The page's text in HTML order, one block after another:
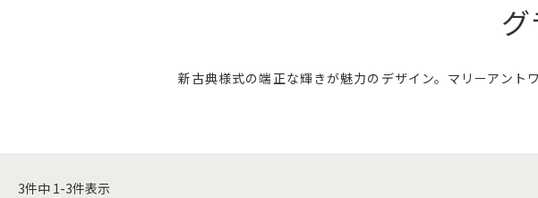
新古典様式の端正な輝きが魅力のデザイン。マリーアン
3件中 1-3件表示